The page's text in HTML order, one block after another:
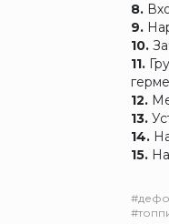
8.
9.
10.
11.
12.
13.
14.
15.